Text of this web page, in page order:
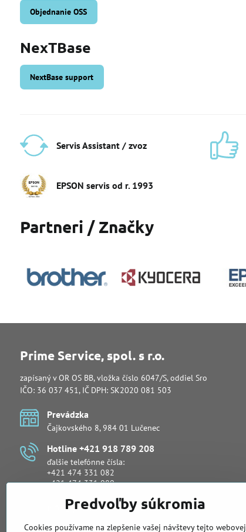
Objednanie OSS
NexTBase
NextBase support
Servis Assistant / zvoz
EPSON servis od r​. 1993
Partneri / Značky
Prime Service, spol. s r.o.
zapísaný v OR OS BB, vložka číslo 6047/S, oddiel Sro
IČO: 36 037 451, IČ DPH: SK2020 081 503
Prevádzka
Čajkovského 8, 984 01 Lučenec
Hotline +421 918 789 208
ďalšie telefónne čísla:
+421 474 331 082
+421 474 331 080
info​@primeservice​.sk
Predvoľby súkromia
Cookies používame na zlepšenie vašej návštevy tejto webovej